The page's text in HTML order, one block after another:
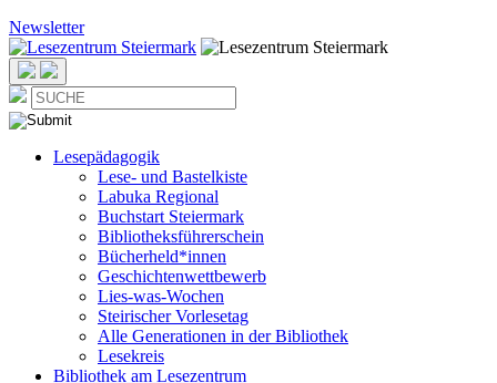
Newsletter
Lesepädagogik
Lese- und Bastelkiste
Labuka Regional
Buchstart Steiermark
Bibliotheksführerschein
Bücherheld*innen
Geschichtenwettbewerb
Lies-was-Wochen
Steirischer Vorlesetag
Alle Generationen in der Bibliothek
Lesekreis
Bibliothek am Lesezentrum